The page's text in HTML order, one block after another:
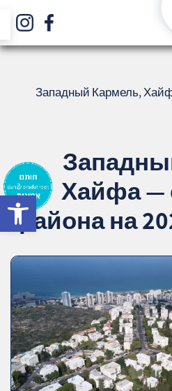
1.
Западный Кармель,
Хайфа —
района на